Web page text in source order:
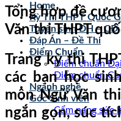
Home
Kỳ Thi THPT Quốc
Tuyển sinh ĐH – CĐ
Đáp Án – Đề Thi
Điểm Chuẩn
Điểm chuẩn
Điểm chuẩn
Ngành nghề
Góc Sinh viên
Cẩm nang sức
Tổng hợp đề
Văn thi THPT
Trang kỳ thi
các bạn học
môn Ngữ Văn
ngắn gọn, súc